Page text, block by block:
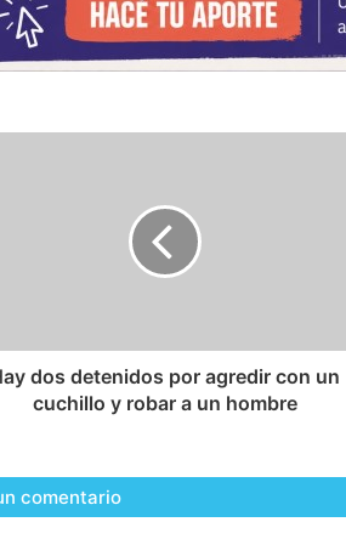
dos detenidos por agredir con un
cuchillo y robar a un hombre
comentario